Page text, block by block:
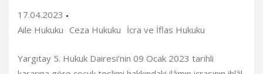
17.04.2023
Aile Hukuku Ceza Hukuku İcra ve İflas Hukuku
Yargıtay 5. Hukuk Dairesi’nin 09 Ocak 2023 tarihli